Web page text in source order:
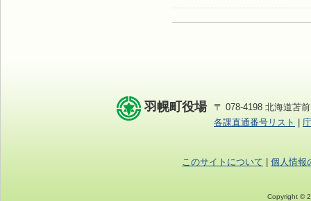
羽幌町役場
〒 078-4198 北海道苫
各課直通番号リスト
このサイトについて 個人情報
Copyright ©